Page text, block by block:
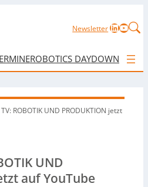
NewsletterLinkedIn
ROBOTICS DAYDOWNLOAD
ROBOTIK UND PRODUKTION jetzt
UND
auf YouTube